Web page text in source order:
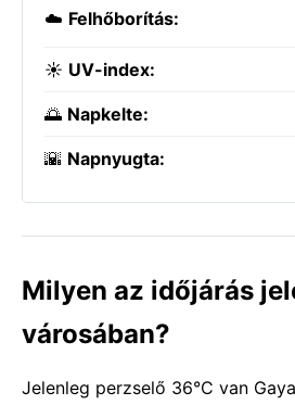
☁️ Felhőborítás:
☀️ UV-index:
🌅 Napkelte:
🌇 Napnyugta:
Milyen az időjárás
városában?
Jelenleg perzselő 36°C van